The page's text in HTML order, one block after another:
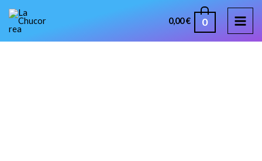
0,00€ 0